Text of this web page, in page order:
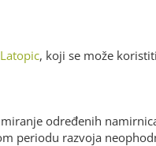
Latopic, koji se može
određenih
periodu razvoja